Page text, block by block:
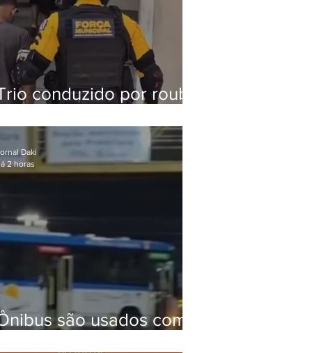
conduzido por roubo
37 passagens
são usados como
Daki
2 horas